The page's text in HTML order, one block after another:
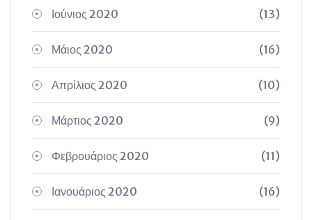
Ιούνιος 2020 (13)
Μάιος 2020 (16)
Απρίλιος 2020 (10)
Μάρτιος 2020 (9)
Φεβρουάριος 2020 (11)
Ιανουάριος 2020 (16)